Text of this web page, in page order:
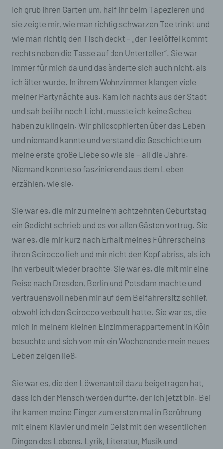
Ich grub ihren Garten um, half ihr beim Tapezieren und
sie zeigte mir, wie man richtig schwarzen Tee trinkt und
wie man richtig den Tisch deckt – „der Teelöffel kommt
rechts neben die Tasse auf den Unterteller“. Sie war
immer für mich da und das änderte sich auch nicht, als
ich älter wurde. In ihrem Wohnzimmer klangen viele
meiner Partynächte aus. Kam ich nachts aus der Stadt
und sah bei ihr noch Licht, musste ich keine Scheu
haben zu klingeln. Wir philosophierten über das Leben
und niemand kannte und verstand die Geschichte um
meine erste große Liebe so wie sie – all die Jahre.
Niemand konnte so faszinierend aus dem Leben
erzählen, wie sie.
Sie war es, die mir zu meinem achtzehnten Geburtstag
ein Gedicht schrieb und es vor allen Gästen vortrug. Sie
war es, die mir kurz nach Erhalt meines Führerscheins
ihren Scirocco lieh und mir nicht den Kopf abriss, als ich
ihn verbeult wieder brachte. Sie war es, die mit mir eine
Reise nach Dresden, Berlin und Potsdam machte und
vertrauensvoll neben mir auf dem Beifahrersitz schlief,
obwohl ich den Scirocco verbeult hatte. Sie war es, die
mich in meinem kleinen Einzimmerappartement in Köln
besuchte und sich von mir ein Wochenende mein neues
Leben zeigen ließ.
Sie war es, die den Löwenanteil dazu beigetragen hat,
dass ich der Mensch werden durfte, der ich jetzt bin. Bei
ihr kamen meine Finger zum ersten mal in Berührung
mit einem Klavier und mein Geist mit den wesentlichen
Dingen des Lebens. Lyrik, Literatur, Musik und
erleichtern. Der Benutzer einer Internetseite, die
Cookies verwendet, muss beispielsweise nicht bei
jedem Besuch der Internetseite erneut seine
Zugangsdaten eingeben, weil dies von der
Internetseite und dem auf dem Computersystem
des Benutzers abgelegten Cookie übernommen
wird. Ein weiteres Beispiel ist das Cookie eines
merkt sich die Artikel, die ein Kunde in den
virtuellen Warenkorb gelegt hat, über ein Cookie.
Die betroffene Person kann die Setzung von
Cookies durch unsere Internetseite jederzeit
mittels einer entsprechenden Einstellung des
der Setzung von Cookies dauerhaft
widersprechen. Ferner können bereits gesetzte
andere Softwareprogramme gelöscht werden. Dies
Deaktiviert die betroffene Person die Setzung von
unter Umständen nicht alle Funktionen unserer
Internetseite vollumfänglich nutzbar.
Erfassung von allgemeinen Daten und
Informationen
Die Internetseite erfasst mit jedem Aufruf der
Internetseite durch eine betroffene Person oder ein
automatisiertes System eine Reihe von
allgemeinen Daten und Informationen werden in
den Logfiles des Servers gespeichert. Erfasst
und Versionen, (2) das vom zugreifenden System
von welcher ein zugreifendes System auf unsere
Internetseite gelangt (sogenannte Referrer), (4) die
Unterwebseiten, welche über ein zugreifendes
System auf unserer Internetseite angesteuert
werden, (5) das Datum und die Uhrzeit eines
Zugriffs auf die Internetseite, (6) eine Internet-
Protokoll-Adresse (IP-Adresse), (7) der Internet-